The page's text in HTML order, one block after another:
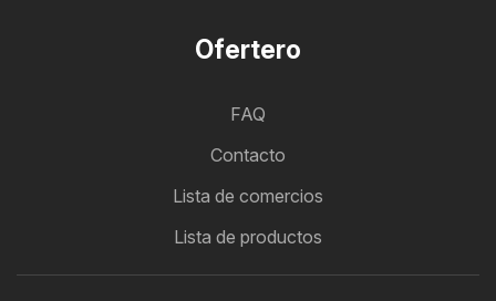
Ofertero
FAQ
Contacto
Lista de comercios
Lista de productos